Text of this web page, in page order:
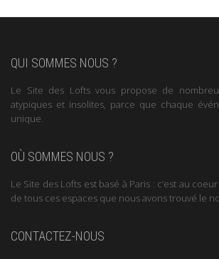
QUI SOMMES NOUS ?
Le Site des Lofts vous propose de
atypiques et insolites, parce que chaque
unique.
OÙ SOMMES NOUS ?
Le Site des Lofts est basé à Paris : c’est au
de tous ces espaces que nous avons trouvé le
CONTACTEZ-NOUS